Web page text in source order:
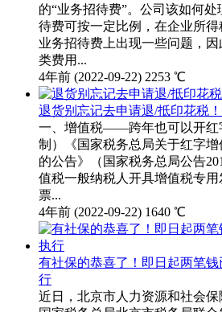
的“业务招待费”。公司该如何
待费可按一定比例，在企业所
业务招待费上出现一些问题，
类费用...
4年前 (2022-09-22) 2253 ℃
退货别忘记去申请退/抵印花税！
一、增值税——跨年也可以开红
制）《国家税务总局关于红字
的公告》（国家税务总局公告
值税一般纳税人开具增值税专
票...
4年前 (2022-09-22) 1640 ℃
有社保的恭喜了！即日起两笔
行
近日，北京市人力资源和社会保